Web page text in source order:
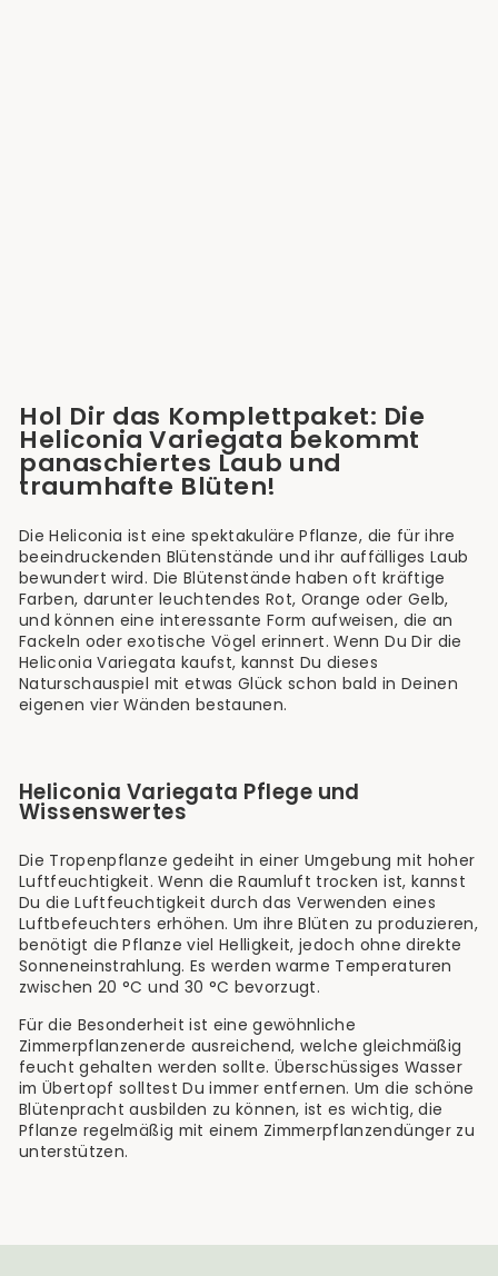
Hol Dir das Komplettpaket: Die
Heliconia Variegata bekommt
panaschiertes Laub und
traumhafte Blüten!
Die Heliconia ist eine spektakuläre Pflanze, die für ihre
beeindruckenden Blütenstände und ihr auffälliges Laub
bewundert wird. Die Blütenstände haben oft kräftige
Farben, darunter leuchtendes Rot, Orange oder Gelb,
und können eine interessante Form aufweisen, die an
Fackeln oder exotische Vögel erinnert. Wenn Du Dir die
Heliconia Variegata kaufst, kannst Du dieses
Naturschauspiel mit etwas Glück schon bald in Deinen
eigenen vier Wänden bestaunen.
Heliconia Variegata Pflege und
Wissenswertes
Die Tropenpflanze gedeiht in einer Umgebung mit hoher
Luftfeuchtigkeit. Wenn die Raumluft trocken ist, kannst
Du die Luftfeuchtigkeit durch das Verwenden eines
Luftbefeuchters erhöhen. Um ihre Blüten zu produzieren,
benötigt die Pflanze viel Helligkeit, jedoch ohne direkte
Sonneneinstrahlung. Es werden warme Temperaturen
zwischen 20 °C und 30 °C bevorzugt.
Für die Besonderheit ist eine gewöhnliche
Zimmerpflanzenerde ausreichend, welche gleichmäßig
feucht gehalten werden sollte. Überschüssiges Wasser
im Übertopf solltest Du immer entfernen. Um die schöne
Blütenpracht ausbilden zu können, ist es wichtig, die
Pflanze regelmäßig mit einem Zimmerpflanzendünger zu
unterstützen.